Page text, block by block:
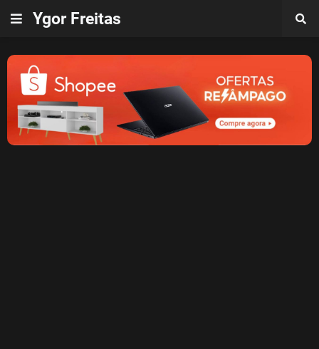
Ygor Freitas